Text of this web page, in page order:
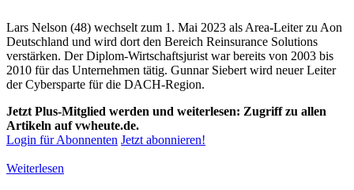
Lars Nelson (48) wechselt zum 1. Mai 2023 als Area-Leiter zu Aon
Deutschland und wird dort den Bereich Reinsurance Solutions
verstärken. Der Diplom-Wirtschaftsjurist war bereits von 2003 bis
2010 für das Unternehmen tätig. Gunnar Siebert wird neuer Leiter
der Cybersparte für die DACH-Region.
Jetzt Plus-Mitglied werden und weiterlesen: Zugriff zu allen
Artikeln auf vwheute.de.
Login für Abonnenten Jetzt abonnieren!
Weiterlesen